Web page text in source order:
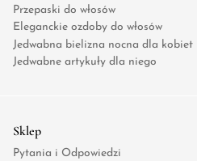
Przepaski do włosów
Eleganckie ozdoby do włosów
Jedwabna bielizna nocna dla kobiet
Jedwabne artykuły dla niego
Sklep
Pytania i Odpowiedzi